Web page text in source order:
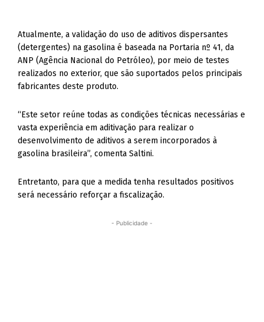
Atualmente, a validação do uso de aditivos dispersantes
(detergentes) na gasolina é baseada na Portaria nº 41, da
ANP (Agência Nacional do Petróleo), por meio de testes
realizados no exterior, que são suportados pelos principais
fabricantes deste produto.
“Este setor reúne todas as condições técnicas necessárias e
vasta experiência em aditivação para realizar o
desenvolvimento de aditivos a serem incorporados à
gasolina brasileira”, comenta Saltini.
Entretanto, para que a medida tenha resultados positivos
será necessário reforçar a fiscalização.
- Publicidade -